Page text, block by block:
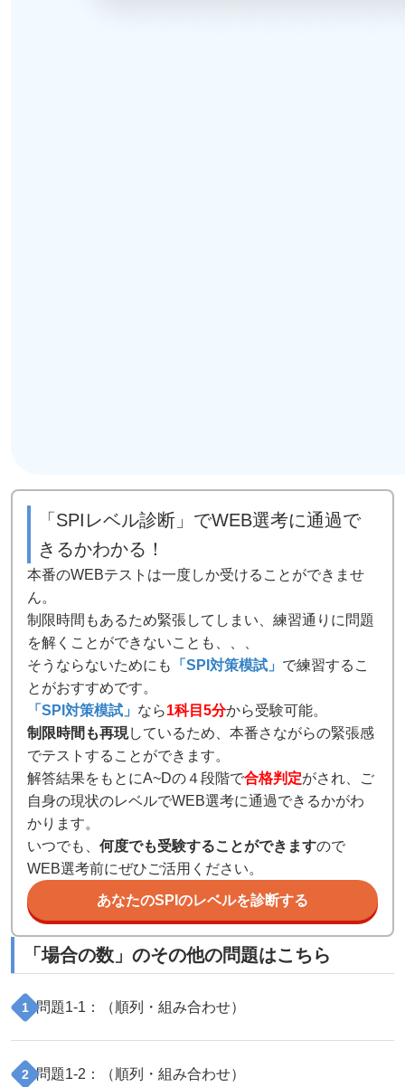
「SPIレベル診断」でWEB選考に通過で
きるかわかる！
本番のWEBテストは一度しか受けることができませ
ん。
制限時間もあるため緊張してしまい、練習通りに問題
を解くことができないことも、、、
そうならないためにも
「SPI対策模試」 で練習するこ
とがおすすめです。
「SPI対策模試」 なら1科目5分から受験可能。
制限時間も再現しているため、本番さながらの緊張感
でテストすることができます。
解答結果をもとにA~Dの４段階で合格判定がされ、ご
自身の現状のレベルでWEB選考に通過できるかがわ
かります。
いつでも、 何度でも受験することができますので
WEB選考前にぜひご活用ください。
あなたのSPIのレベルを診断する
「場合の数 」のその他の問題はこちら
1 問題1-1 ：（順列・組み合わせ）
2 問題1-2 ：（順列・組み合わせ）